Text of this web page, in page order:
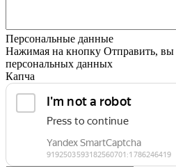
Персональные данные
Нажимая на кнопку Отправить, вы
персональных данных
Капча